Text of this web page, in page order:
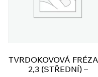
TVRDOKOVOVÁ
2,3 (STŘEDNÍ) –